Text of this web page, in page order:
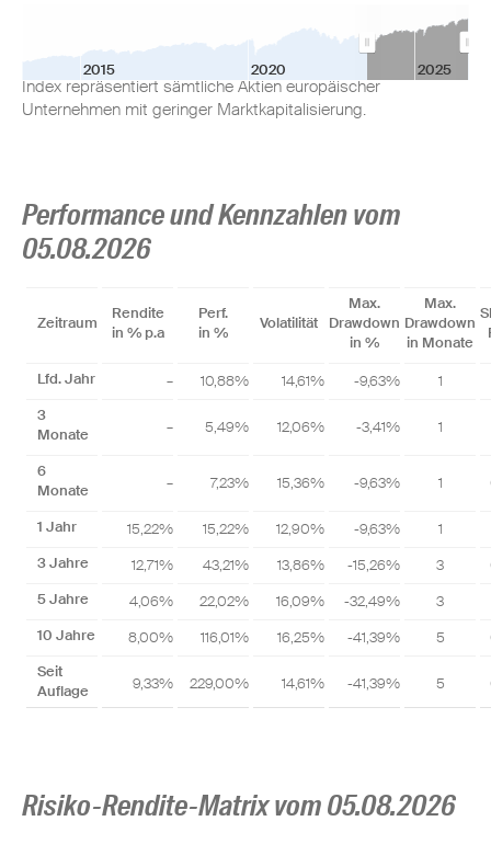
2015 2020 2025
Wertentwicklung des Index MSCI Europe small cap mit
Wiederanlage der Nettodividenden nachzubilden. Dieser
Index repräsentiert sämtliche Aktien europäischer
Unternehmen mit geringer Marktkapitalisierung.
Performance und Kennzahlen vom
05.08.2026
Zeitraum
Rendite
in % p.a
Perf.
in %
Volatilität
Max.
Drawdown
in %
Max.
Drawdown
in Monate
Lfd. Jahr – 10,88% 14,61% -9,63%
1
3
Monate
– 5,49% 12,06% -3,41% 1
6
Monate
– 7,23% 15,36% -9,63% 1
1 Jahr 15,22% 15,22% 12,90% -9,63%
1
3 Jahre
12,71% 43,21% 13,86% -15,26% 3
5 Jahre
4,06% 22,02% 16,09% -32,49%
3
10 Jahre
8,00% 116,01% 16,25% -41,39% 5
Seit
Auflage
9,33% 229,00% 14,61% -41,39% 5
Risiko-Rendite-Matrix vom 05.08.2026